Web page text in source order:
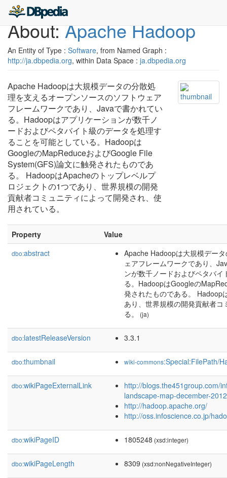
About:Apache Hadoop
An Entity of Type : Software, from Named Graph :
http://ja.dbpedia.org, within Data Space : ja.dbpedia.org
Apache Hadoopは大規模データの分散処
理を支えるオープンソースのソフトウェア
フレームワークであり、Javaで書かれてい
る。Hadoopはアプリケーションが数千ノ
ードおよびペタバイト級のデータを処理す
ることを可能としている。Hadoopは
GoogleのMapReduceおよびGoogle File
System(GFS)論文に触発されたものであ
る。 HadoopはApacheのトップレベルプ
ロジェクトの1つであり、世界規模の開発
貢献者コミュニティによって開発され、使
用されている。
Property Value
dbo:abstract
Apache Hadoopは大規模デー
ェアフレームワークであり、
ンが数千ノードおよびペタバ
る。HadoopはGoogleの
発されたものである。 Hadoop
あり、世界規模の開発貢献者
る。
(ja)
dbo:latestReleaseVersion 3.3.1
dbo:thumbnail wiki-commons:Special:FilePath/
dbo:wikiPageExternalLink
http://blogs.the451group.com/
landscape-map-december-
http://hadoop.apache.org/
http://oss.infoscience.co.jp/
dbo:wikiPageID 1805248 (xsd:integer)
dbo:wikiPageLength 8309 (xsd:nonNegativeInteger)